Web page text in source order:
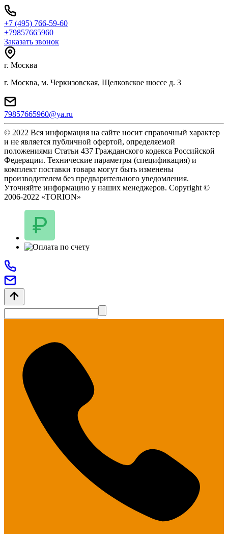
+7 (495) 766-59-60
+79857665960
Заказать звонок
г. Москва
г. Москва, м. Черкизовская, Щелковское шоссе д. 3
79857665960@ya.ru
© 2022 Вся информация на сайте носит справочный характер
и не является публичной офертой, определяемой
положениями Статьи 437 Гражданского кодекса Российской
Федерации. Технические параметры (спецификация) и
комплект поставки товара могут быть изменены
производителем без предварительного уведомления.
Уточняйте информацию у наших менеджеров. Copyright ©
2006-2022 «TORION»